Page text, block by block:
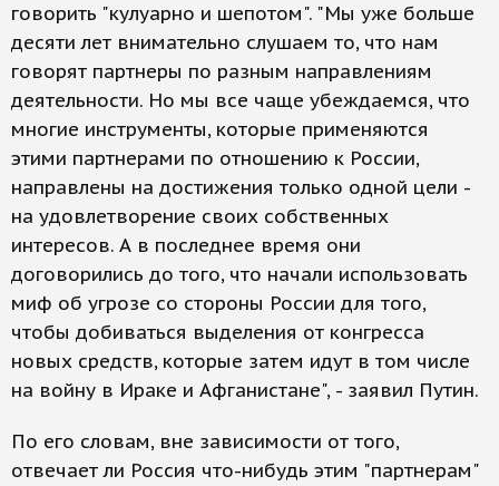
говорить "кулуарно и шепотом". "Мы уже больше
десяти лет внимательно слушаем то, что нам
говорят партнеры по разным направлениям
деятельности. Но мы все чаще убеждаемся, что
многие инструменты, которые применяются
этими партнерами по отношению к России,
направлены на достижения только одной цели -
на удовлетворение своих собственных
интересов. А в последнее время они
договорились до того, что начали использовать
миф об угрозе со стороны России для того,
чтобы добиваться выделения от конгресса
новых средств, которые затем идут в том числе
на войну в Ираке и Афганистане", - заявил Путин.
По его словам, вне зависимости от того,
отвечает ли Россия что-нибудь этим "партнерам"